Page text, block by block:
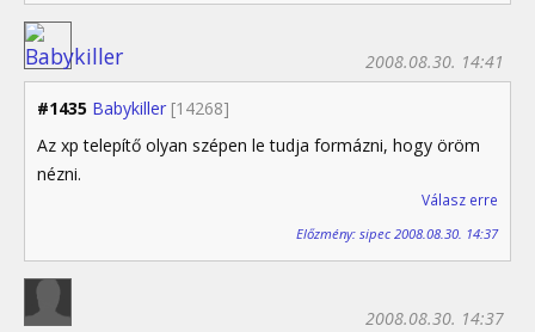
#1435 Babykiller [14268]
2008.08.30. 14:41
Az xp telepítő olyan szépen le tudja formázni, hogy öröm
nézni.
Válasz erre
Előzmény: sipec 2008.08.30. 14:37
2008.08.30. 14:37